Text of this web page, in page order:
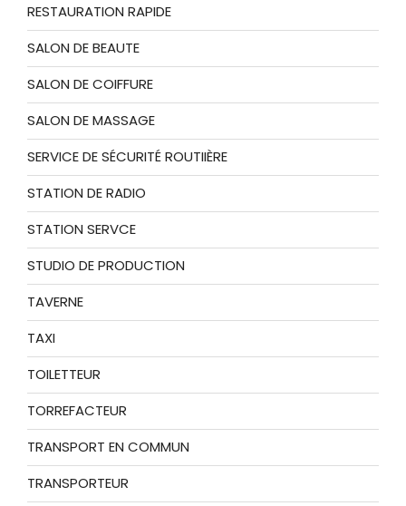
RESTAURATION RAPIDE
SALON DE BEAUTE
SALON DE COIFFURE
SALON DE MASSAGE
SERVICE DE SÉCURITÉ ROUTIIÈRE
STATION DE RADIO
STATION SERVCE
STUDIO DE PRODUCTION
TAVERNE
TAXI
TOILETTEUR
TORREFACTEUR
TRANSPORT EN COMMUN
TRANSPORTEUR